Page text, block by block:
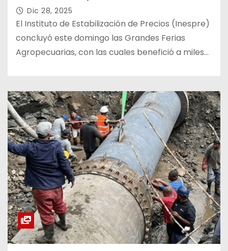
Dic 28, 2025
El Instituto de Estabilización de Precios (Inespre)
concluyó este domingo las Grandes Ferias
Agropecuarias, con las cuales benefició a miles…